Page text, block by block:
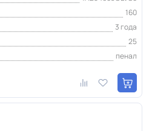
160
3 года
25
пенал